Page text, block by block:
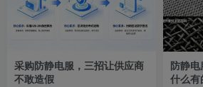
采购防静电服，三招让供应商
不敢造假
防静
什么